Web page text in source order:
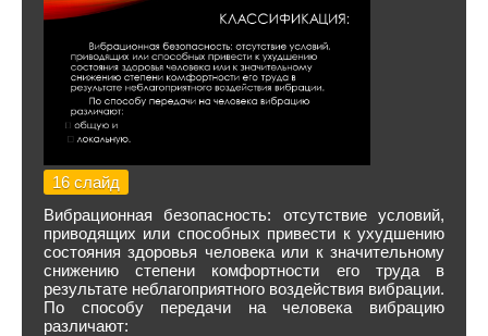
16 слайд
Вибрационная безопасность: отсутствие условий,
приводящих или способных привести к ухудшению
состояния здоровья человека или к значительному
снижению степени комфортности его труда в
результате неблагоприятного воздействия вибрации.
По способу передачи на человека вибрацию
различают: